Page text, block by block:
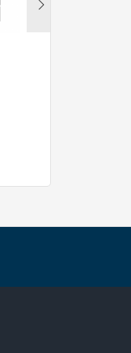
Next